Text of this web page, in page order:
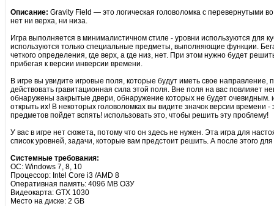
Описание: Gravity Field — это логическая головоломка с перевернутыми
нет ни верха, ни низа.
Игра выполняется в минималистичном стиле - уровни используются для
используются только специальные предметы, выполняющие функции.
четкого определения, где верх, а где низ, нет. При этом нужно будет
прибегая к версии инверсии времени.
В игре вы увидите игровые поля, которые будут иметь свое направление,
действовать гравитационная сила этой поля. Вне поля на вас повлияет
обнаружены закрытые двери, обнаружение которых не будет очевидным.
открыть их! В некоторых головоломках вы видите значок версии времени
предметов пойдет вспять! использовать это, чтобы решить эту проблему!
У вас в игре нет сюжета, потому что он здесь не нужен. Эта игра для
список уровней, задачи, которые вам предстоит решить. А после этого
Системные требования:
ОС: Windows 7, 8, 10
Процессор: Intel Core i3 /AMD 8
Оперативная память: 4096 MB ОЗУ
Видеокарта: GTX 1030
Место на диске: 2 GB